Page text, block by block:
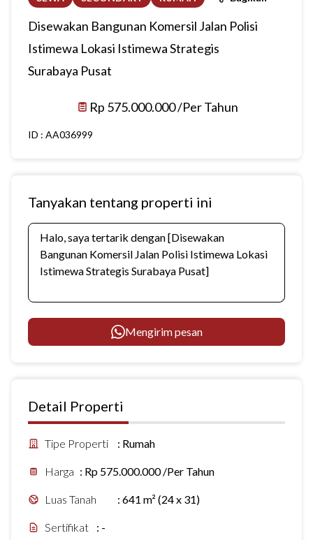
Disewakan Bangunan Komersil Jalan Polisi
Istimewa Lokasi Istimewa Strategis
Surabaya Pusat
Rp 575.000.000 /Per Tahun
ID : AA036999
Tanyakan tentang properti ini
Mengirim pesan
Detail Properti
Tipe Properti : Rumah
Harga : Rp 575.000.000 /Per Tahun
Luas Tanah : 641 m² (24 x 31)
Sertifikat : -